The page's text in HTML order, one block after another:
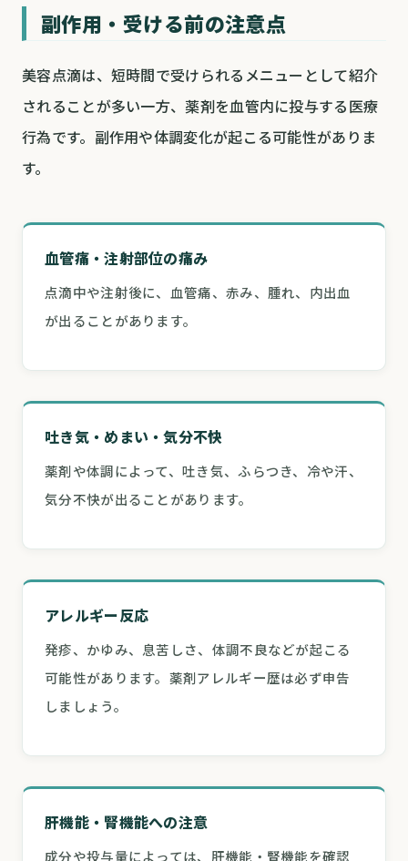
副作用・受ける前の注意点
美容点滴は、短時間で受けられるメニューとして紹介
されることが多い一方、薬剤を血管内に投与する医療
行為です。副作用や体調変化が起こる可能性がありま
す。
血管痛・注射部位の痛み
点滴中や注射後に、血管痛、赤み、腫れ、内出血
が出ることがあります。
吐き気・めまい・気分不快
薬剤や体調によって、吐き気、ふらつき、冷や汗、
気分不快が出ることがあります。
アレルギー反応
発疹、かゆみ、息苦しさ、体調不良などが起こる
可能性があります。薬剤アレルギー歴は必ず申告
しましょう。
肝機能・腎機能への注意
成分や投与量によっては、肝機能・腎機能を確認